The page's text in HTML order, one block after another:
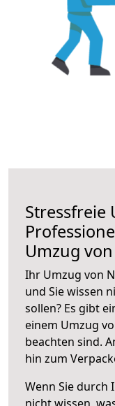
Stressfreie
Umzug
Ihr Umzug von
und Sie wissen
sollen? Es gibt
einem Umzug
beachten sind.
hin zum
Wenn Sie durch